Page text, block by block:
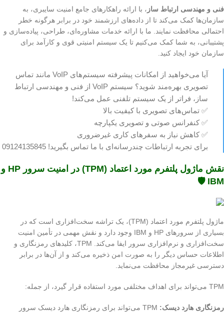
فنی و مهندسی ارتباط ساز ، با ارائه راهکارهای جامع امنیت سایبری، به
سازمان‌ها کمک می‌کند تا از داده‌های ارزشمند خود در برابر هرگونه خطر
احتمالی محافظت نمایند. ما با ارائه خدمات مشاوره‌ای، طراحی، پیاده‌سازی و
پشتیبانی، به شما کمک می‌کنیم تا یک سیستم امنیتی قوی و کارآمد برای
سازمان خود ایجاد کنید.
آیا می‌خواهید از امکانات پیشرفته سیستم‌های VoIP مانند تماس
تصویری بهره‌مند شوید؟ سیستم VoIP از فنی و مهندسی ارتباط
ساز، فراتر از یک سیستم تلفنی عمل می‌کند!
✅ تماس‌های تصویری با کیفیت بالا
✅ کنفرانس صوتی و تصویری یکپارچه
✅ کاهش نیاز به سفرهای کاری غیرضروری
برای تجربه ارتباطات چندرسانه‌ای با ما تماس بگیرید! 09124135845
نقش ماژول پلتفرم مورد اعتماد (TPM) در امنیت سرور HP و
IBM 🛡️
ماژول پلتفرم مورد اعتماد (TPM)، یک تراشه سخت‌افزاری است که در
بسیاری از سرورهای HP و IBM وجود دارد و نقش مهمی در تأمین امنیت
سخت‌افزاری و نرم‌افزاری سرور ایفا می‌کند. TPM، کلیدهای رمزنگاری و
اطلاعات حساس دیگر را به صورت امن ذخیره می‌کند و از آن‌ها در برابر
دسترسی غیرمجاز محافظت می‌نماید.
TPM می‌تواند برای اهداف مختلفی مورد استفاده قرار گیرد، از جمله:
رمزنگاری هارد دیسک:
TPM می‌تواند برای رمزنگاری هارد دیسک سرور